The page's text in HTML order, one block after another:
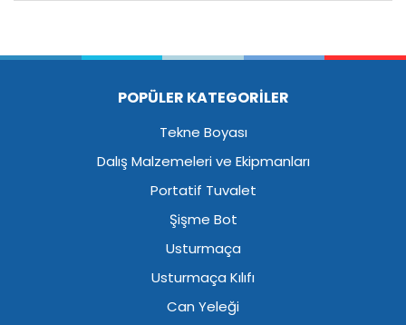
POPÜLER KATEGORİLER
Tekne Boyası
Dalış Malzemeleri ve Ekipmanları
Portatif Tuvalet
Şişme Bot
Usturmaça
Usturmaça Kılıfı
Can Yeleği